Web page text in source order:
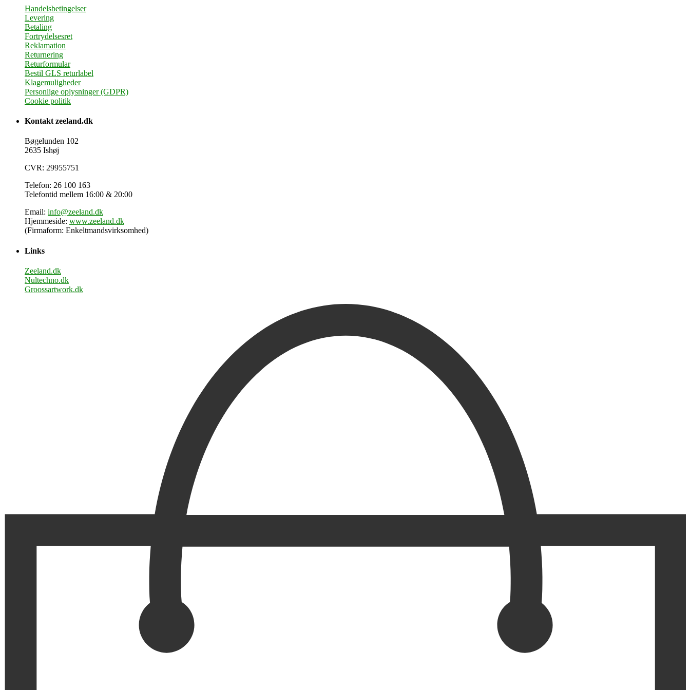
Handelsbetingelser
Levering
Betaling
Fortrydelsesret
Reklamation
Returnering
Returformular
Bestil GLS returlabel
Klagemuligheder
Personlige oplysninger (GDPR)
Cookie politik
Kontakt zeeland.dk
Bøgelunden 102
2635 Ishøj
CVR: 29955751
Telefon: 26 100 163
Telefontid mellem 16:00 & 20:00
Email: info@zeeland.dk
Hjemmeside: www.zeeland.dk
(Firmaform: Enkeltmandsvirksomhed)
Links
Zeeland.dk
Nultechno.dk
Groossartwork.dk